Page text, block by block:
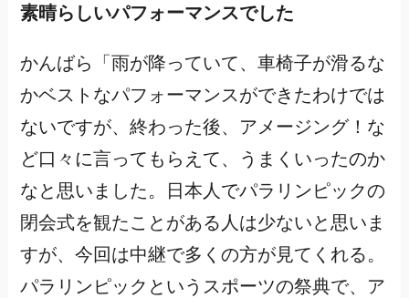
素晴らしいパフォーマンスでした
かんばら「雨が降っていて、車椅子が滑るな
かベストなパフォーマンスができたわけでは
ないですが、終わった後、アメージング！な
ど口々に言ってもらえて、うまくいったのか
なと思いました。日本人でパラリンピックの
閉会式を観たことがある人は少ないと思いま
すが、今回は中継で多くの方が見てくれる。
パラリンピックというスポーツの祭典で、ア